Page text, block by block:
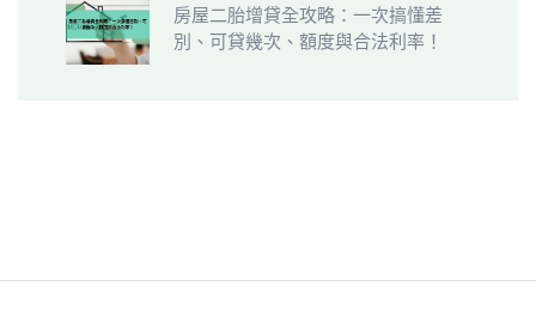
房屋二胎增貸全攻略：一次搞懂差
別、可貸幾次、額度與合法利率！